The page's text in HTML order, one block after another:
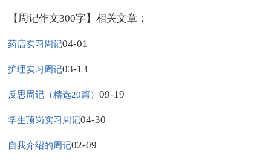
【周记作文300字】相关文章：
药店实习周记04-01
护理实习周记03-13
反思周记（精选20篇）09-19
学生顶岗实习周记04-30
自我介绍的周记02-09